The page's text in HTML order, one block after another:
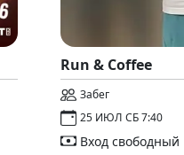
Run & Coffee
Забег
25 ИЮЛ СБ 7:40
Вход свободный